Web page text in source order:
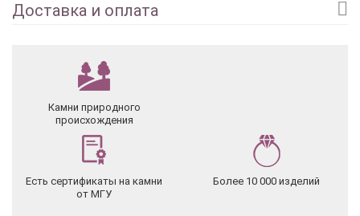
Доставка и оплата
Камни природного
происхождения
Есть сертификаты на камни
от МГУ
Более 10 000 изделий